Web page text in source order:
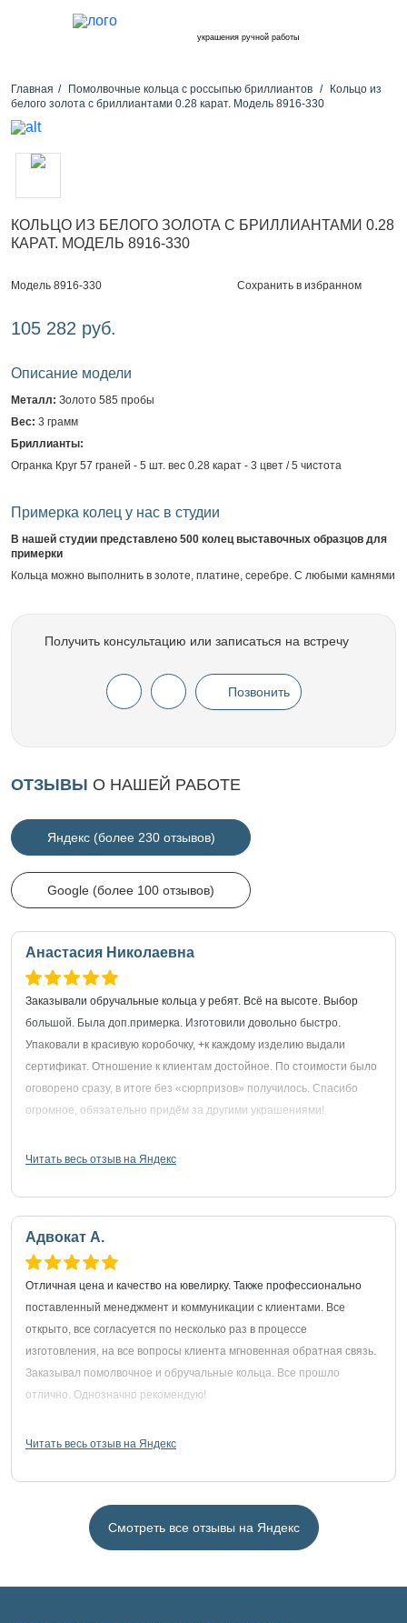
украшения ручной работы
Главная Помолвочные кольца с россыпью бриллиантов
Кольцо из
белого золота с бриллиантами 0.28 карат. Модель 8916-330
КОЛЬЦО ИЗ БЕЛОГО ЗОЛОТА С БРИЛЛИАНТАМИ 0.28
КАРАТ. МОДЕЛЬ 8916-330
Модель 8916-330 Сохранить в избранном
105 282 руб.
Описание модели
Металл: Золото 585 пробы
Вес: 3 грамм
Бриллианты:
Огранка Круг 57 граней - 5 шт. вес 0.28 карат - 3 цвет / 5 чистота
Примерка колец у нас в студии
В нашей студии представлено 500 колец выставочных образцов для
примерки
Кольца можно выполнить в золоте, платине, серебре. С любыми камнями
Получить консультацию или записаться на встречу
Позвонить
ОТЗЫВЫ О НАШЕЙ РАБОТЕ
Яндекс (более 230 отзывов)
Google (более 100 отзывов)
Анастасия Николаевна
Заказывали обручальные кольца у ребят. Всё на высоте. Выбор
большой. Была доп.примерка. Изготовили довольно быстро.
Упаковали в красивую коробочку, +к каждому изделию выдали
сертификат. Отношение к клиентам достойное. По стоимости было
оговорено сразу, в итоге без «сюрпризов» получилось. Спасибо
огромное, обязательно придём за другими украшениями!
Читать весь отзыв на Яндекс
Адвокат А.
Отличная цена и качество на ювелирку. Также профессионально
поставленный менеджмент и коммуникации с клиентами. Все
открыто, все согласуется по несколько раз в процессе
изготовления, на все вопросы клиента мгновенная обратная связь.
Заказывал помолвочное и обручальные кольца. Все прошло
отлично. Однозначно рекомендую!
Читать весь отзыв на Яндекс
Смотреть все отзывы на Яндекс